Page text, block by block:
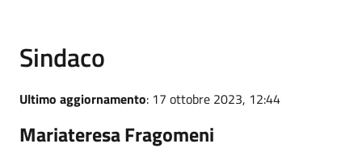
Sindaco
Ultimo aggiornamento: 17 ottobre 2023, 12:44
Mariateresa Fragomeni